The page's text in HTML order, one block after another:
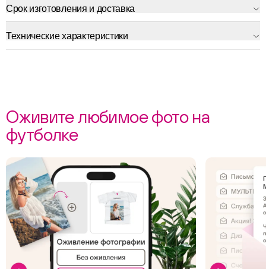
Срок изготовления и доставка
Технические характеристики
Оживите любимое фото на
футболке